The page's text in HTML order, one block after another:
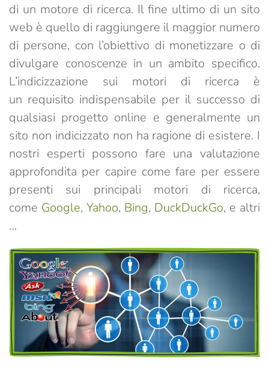
di un motore di ricerca. Il fine ultimo di un sito
web è quello di raggiungere il maggior numero
di persone, con l’obiettivo di monetizzare o di
divulgare conoscenze in un ambito specifico.
L’indicizzazione sui motori di ricerca è
un requisito indispensabile per il successo di
qualsiasi progetto online e generalmente un
sito non indicizzato non ha ragione di esistere. I
nostri esperti possono fare una valutazione
approfondita per capire come fare per essere
presenti sui principali motori di ricerca,
come Google, Yahoo, Bing, DuckDuckGo, e altri
…